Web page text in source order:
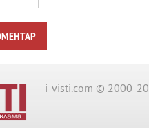
i-visti.com © 2000-